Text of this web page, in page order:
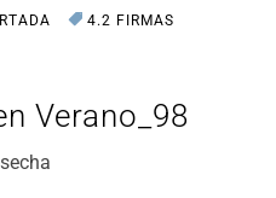
4.2 FIRMAS
Verano_98